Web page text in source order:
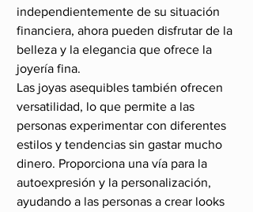
independientemente de su situación
financiera, ahora pueden disfrutar de la
belleza y la elegancia que ofrece la
joyería fina.
Las joyas asequibles también ofrecen
versatilidad, lo que permite a las
personas experimentar con diferentes
estilos y tendencias sin gastar mucho
dinero. Proporciona una vía para la
autoexpresión y la personalización,
ayudando a las personas a crear looks